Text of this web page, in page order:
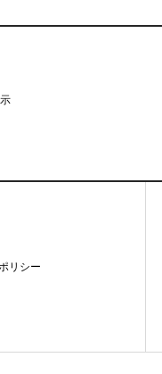
リシー